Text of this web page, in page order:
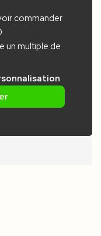
commander
un multiple de